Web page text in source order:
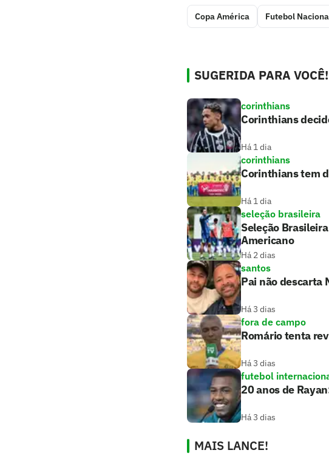
Copa América Futebol
SUGERIDA PARA VOCÊ!
corinthians
Corinthians
Há 1 dia
corinthians
Corinthians tem
Há 1 dia
seleção brasileira
Seleção
Americano
Há 2 dias
santos
Pai não descarta
Há 3 dias
fora de campo
Romário tenta
Há 3 dias
futebol
20 anos de
Há 3 dias
MAIS LANCE!